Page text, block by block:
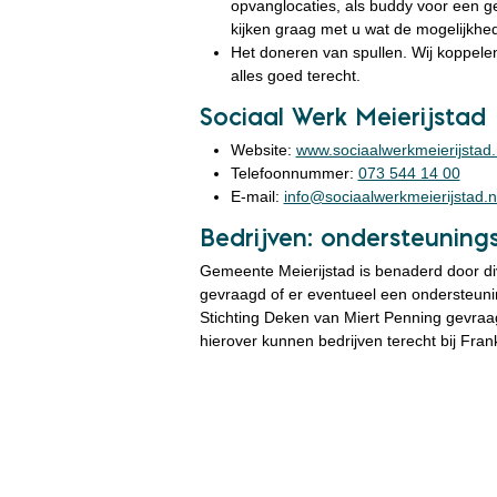
opvanglocaties, als buddy voor een
kijken graag met u wat de
Het doneren van spullen. Wij
alles goed terecht.
Sociaal Werk Meierijstad
Website:
Telefoonnummer: 073 544 14 00
E-mail:
Bedrijven:
Gemeente Meierijstad is benaderd door
gevraagd of er eventueel een
Stichting Deken van Miert Penning
hierover kunnen bedrijven terecht bij